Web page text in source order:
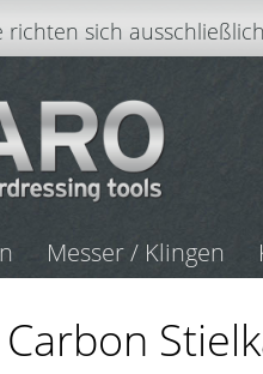
richten sich
Messer / Klingen
Carbon